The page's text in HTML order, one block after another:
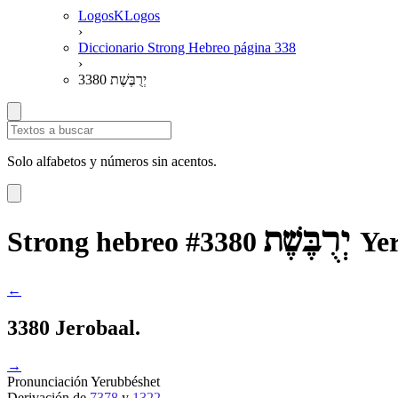
LogosKLogos
›
Diccionario Strong Hebreo página 338
›
3380 יְרֻבֶּשֶׁת
Solo alfabetos y números sin acentos.
Strong hebreo #3380
←
3380 Jerobaal.
→
Pronunciación Yerubbéshet